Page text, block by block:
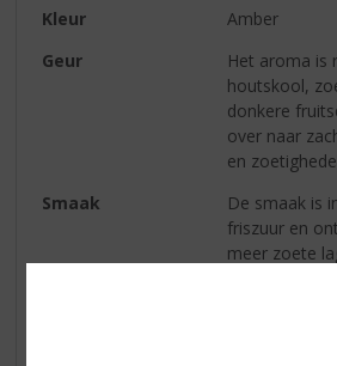
Kleur
Amber
Geur
Het aroma is
houtskool,
donkere
over naar
en
Smaak
De smaak is
friszuur en
meer zoete